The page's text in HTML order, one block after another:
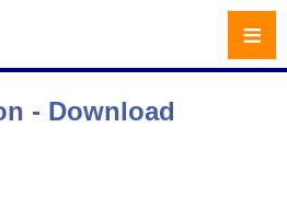
- Download
≡